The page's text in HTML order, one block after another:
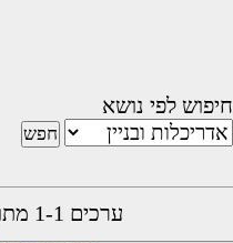
חיפוש לפי נושא
ערכים 1-1 מתוך 1